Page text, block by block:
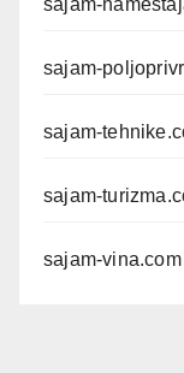
sajam-
sajam-
sajam-
sajam-
sajam-vina.com